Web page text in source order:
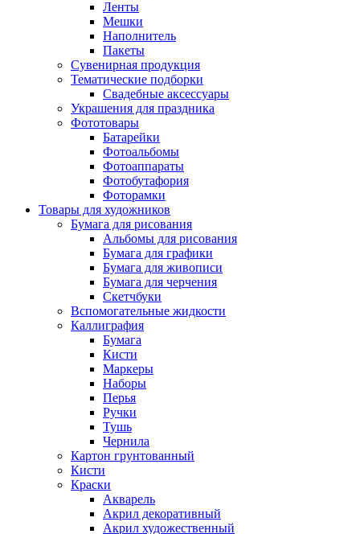
Ленты
Мешки
Наполнитель
Пакеты
Сувенирная продукция
Тематические подборки
Свадебные аксессуары
Украшения для праздника
Фототовары
Батарейки
Фотоальбомы
Фотоаппараты
Фотобутафория
Фоторамки
Товары для художников
Бумага для рисования
Альбомы для рисования
Бумага для графики
Бумага для живописи
Бумага для черчения
Скетчбуки
Вспомогательные жидкости
Каллиграфия
Бумага
Кисти
Маркеры
Наборы
Перья
Ручки
Тушь
Чернила
Картон грунтованный
Кисти
Краски
Акварель
Акрил декоративный
Акрил художественный